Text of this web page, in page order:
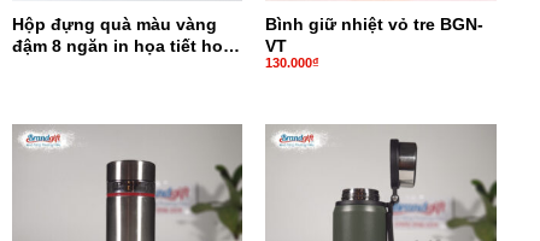
Hộp đựng quà màu vàng
đậm 8 ngăn in họa tiết hoa
Bình giữ nhiệt vỏ tre BGN-
VT
130.000₫